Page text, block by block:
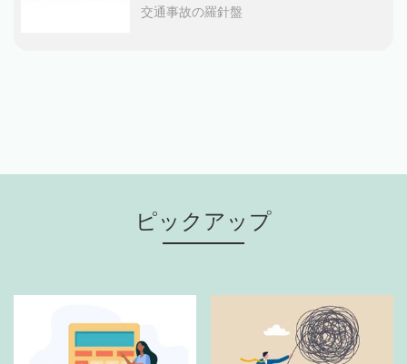
交通事故の羅針盤
ピックアップ